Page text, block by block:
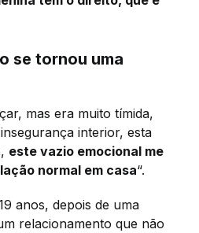
se tornou uma
mas era muito tímida,
interior, esta
este vazio emocional me
normal em casa“.
anos, depois de uma
relacionamento que não